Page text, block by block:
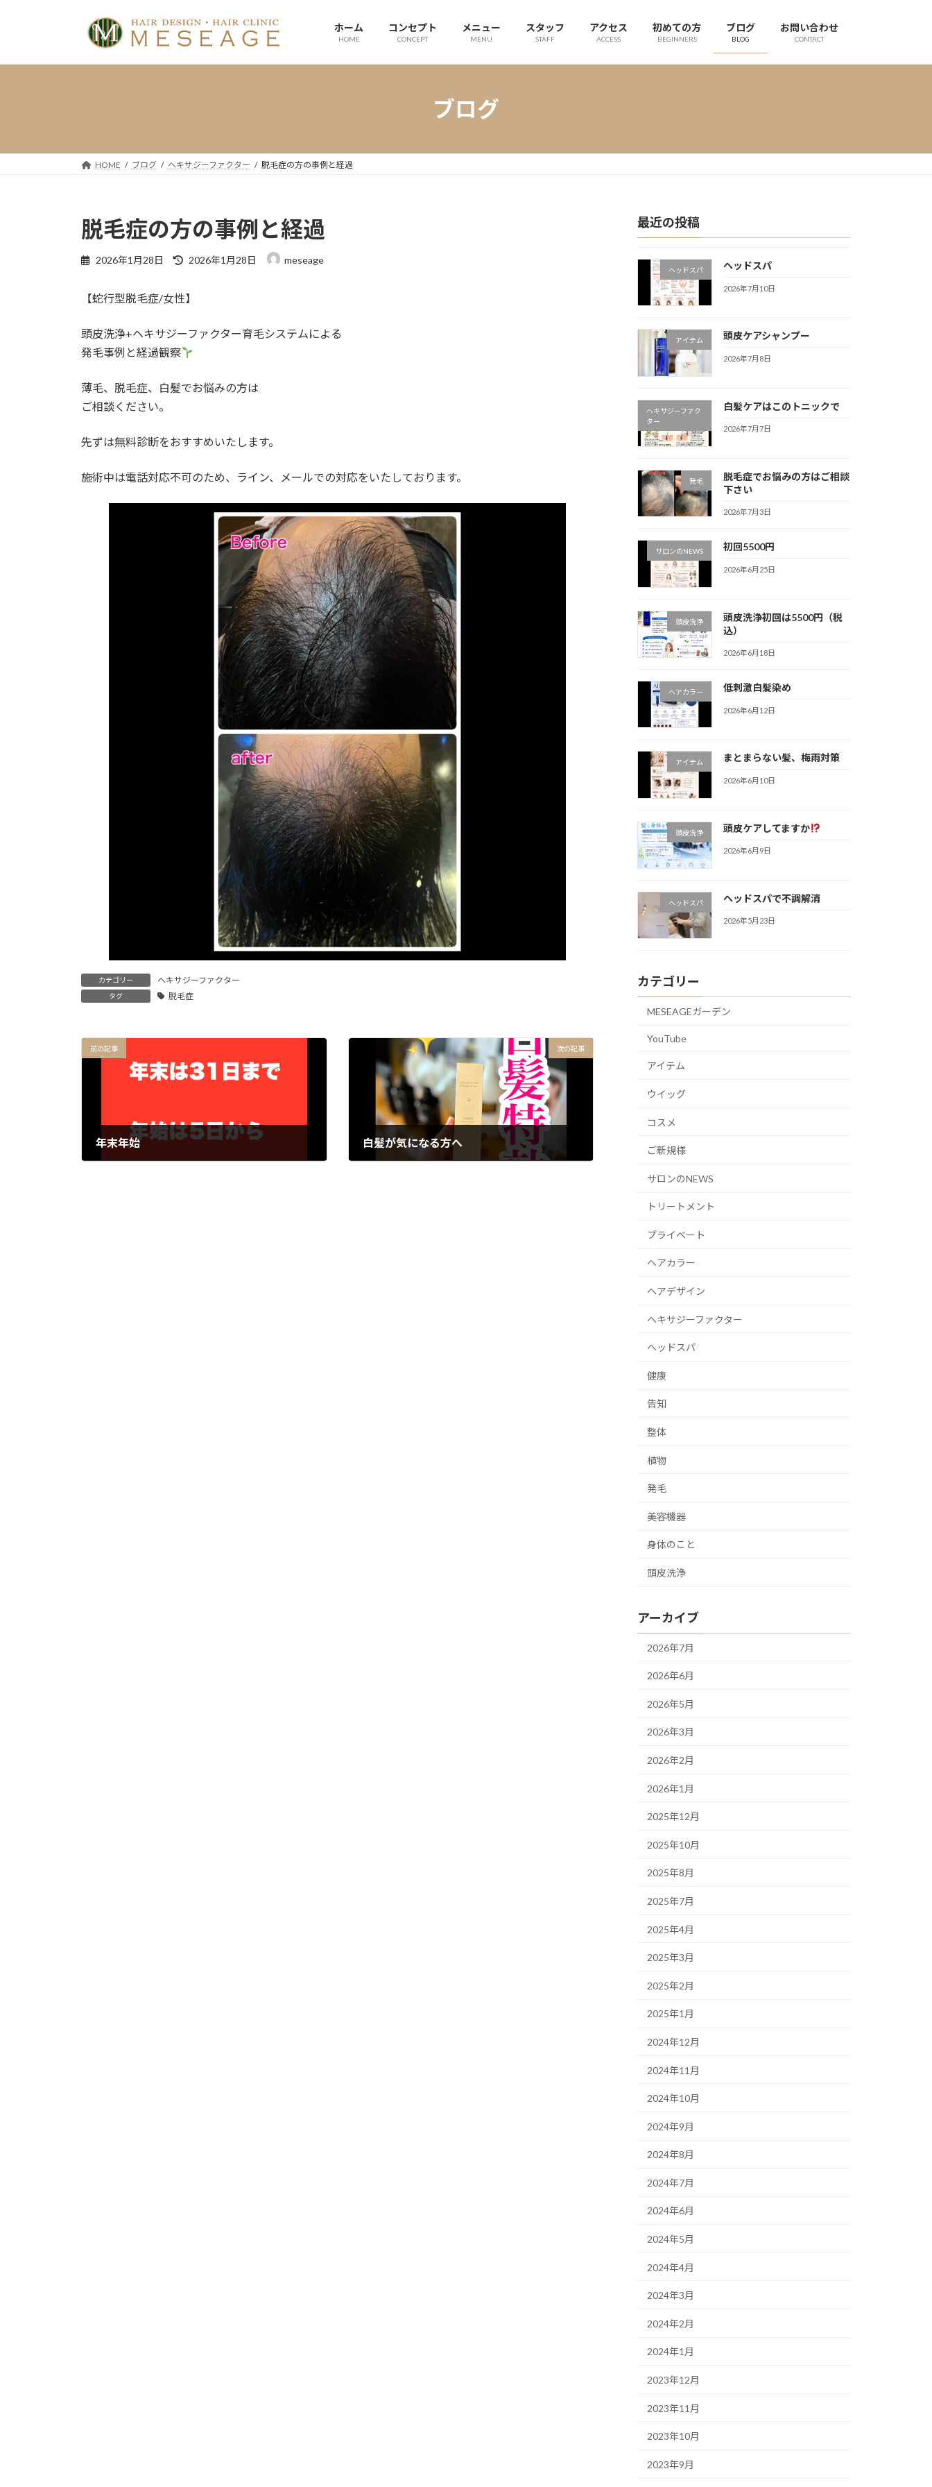
プ
動
ホーム
HOME
コンセプト
CONCEPT
メニュー
MENU
スタッフ
STAFF
アクセス
ACCESS
初めての方
BEGINNERS
ブログ
BLOG
お問い合わせ
CONTACT
ブログ
HOME ブログ ヘキサジーファクター 脱毛症の方の事例と経過
脱毛症の方の事例と経過
2026年1月28日
最
:
2026年1月28日 meseage
【蛇行型脱毛症/女性】
頭皮洗浄+ヘキサジーファクター育毛システムによる
発毛事例と経過観察
薄毛、脱毛症、白髪でお悩みの方は
ご相談ください。
先ずは無料診断をおすすめいたします。
施術中は電話対応不可のため、ライン、メールでの対応をいたしております。
カテゴリー ヘキサジーファクター
タグ 脱毛症
前の記事
年末年始
次の記事
白髪が気になる方へ
最近の投稿
ヘッドスパ ヘッドスパ
2026年7月10日
アイテム 頭皮ケアシャンプー
2026年7月8日
ヘキサジーファク
ター
白髪ケアはこのトニックで
2026年7月7日
発毛
脱毛症でお悩みの方はご相談
下さい
2026年7月3日
サロンのNEWS 初回5500円
2026年6月25日
頭皮洗浄
頭皮洗浄初回は5500円（税
込）
2026年6月18日
ヘアカラー 低刺激白髪染め
2026年6月12日
アイテム まとまらない髪、梅雨対策
2026年6月10日
頭皮洗浄 頭皮ケアしてますか
2026年6月9日
ヘッドスパ ヘッドスパで不調解消
2026年5月23日
カテゴリー
MESEAGEガーデン
YouTube
アイテム
ウイッグ
コスメ
ご新規様
サロンのNEWS
トリートメント
プライベート
ヘアカラー
ヘアデザイン
ヘキサジーファクター
ヘッドスパ
健康
告知
整体
植物
発毛
美容機器
身体のこと
頭皮洗浄
アーカイブ
2026年7月
2026年6月
2026年5月
2026年3月
2026年2月
2026年1月
2025年12月
2025年10月
2025年8月
2025年7月
2025年4月
2025年3月
2025年2月
2025年1月
2024年12月
2024年11月
2024年10月
2024年9月
2024年8月
2024年7月
2024年6月
2024年5月
2024年4月
2024年3月
2024年2月
2024年1月
2023年12月
2023年11月
2023年10月
2023年9月